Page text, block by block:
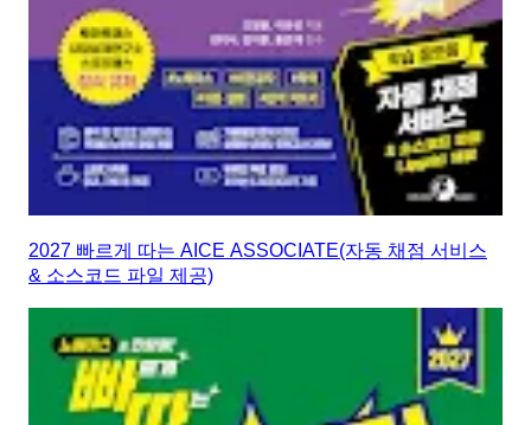
2027 빠르게 따는 AICE ASSOCIATE(자동 채점 서비스
& 소스코드 파일 제공)